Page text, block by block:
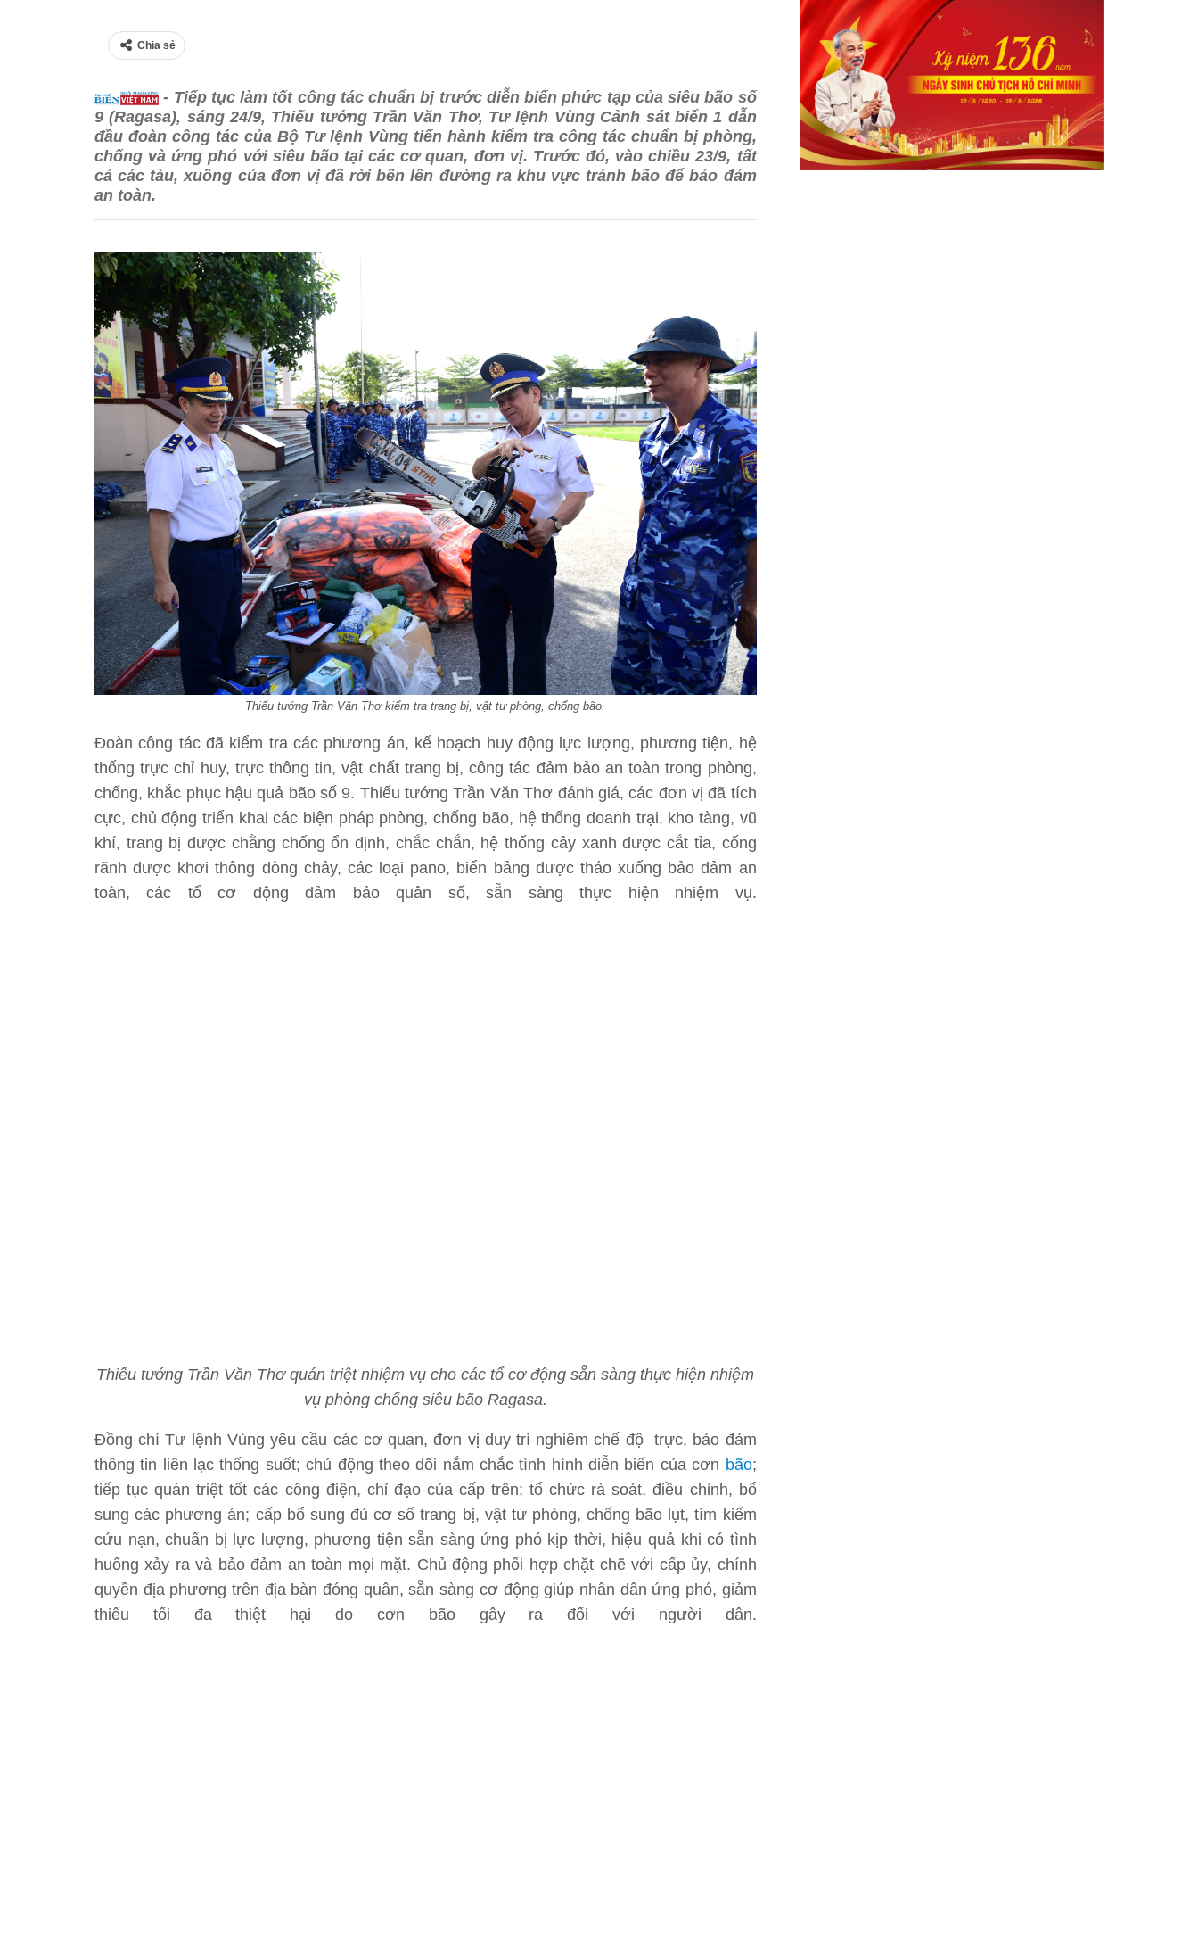
Chia sẻ
- Tiếp tục làm tốt công tác chuẩn bị trước diễn biến phức tạp của siêu bão số
9 (Ragasa), sáng 24/9, Thiếu tướng Trần Văn Thơ, Tư lệnh Vùng Cảnh sát biển 1 dẫn
đầu đoàn công tác của Bộ Tư lệnh Vùng tiến hành kiểm tra công tác chuẩn bị phòng,
chống và ứng phó với siêu bão tại các cơ quan, đơn vị. Trước đó, vào chiều 23/9, tất
cả các tàu, xuồng của đơn vị đã rời bến lên đường ra khu vực tránh bão để bảo đảm
an toàn.
Thiếu tướng Trần Văn Thơ kiểm tra trang bị, vật tư phòng, chống bão.
Đoàn công tác đã kiểm tra các phương án, kế hoạch huy động lực lượng, phương tiện, hệ
thống trực chỉ huy, trực thông tin, vật chất trang bị, công tác đảm bảo an toàn trong phòng,
chống, khắc phục hậu quả bão số 9. Thiếu tướng Trần Văn Thơ đánh giá, các đơn vị đã tích
cực, chủ động triển khai các biện pháp phòng, chống bão, hệ thống doanh trại, kho tàng, vũ
khí, trang bị được chằng chống ổn định, chắc chắn, hệ thống cây xanh được cắt tỉa, cống
rãnh được khơi thông dòng chảy, các loại pano, biển bảng được tháo xuống bảo đảm an
toàn, các tổ cơ động đảm bảo quân số, sẵn sàng thực hiện nhiệm vụ.
Thiếu tướng Trần Văn Thơ quán triệt nhiệm vụ cho các tổ cơ động sẵn sàng thực hiện nhiệm
vụ phòng chống siêu bão Ragasa.
Đồng chí Tư lệnh Vùng yêu cầu các cơ quan, đơn vị duy trì nghiêm chế độ trực, bảo đảm
thông tin liên lạc thống suốt; chủ động theo dõi nắm chắc tình hình diễn biến của cơn bão;
tiếp tục quán triệt tốt các công điện, chỉ đạo của cấp trên; tổ chức rà soát, điều chỉnh, bổ
sung các phương án; cấp bổ sung đủ cơ số trang bị, vật tư phòng, chống bão lụt, tìm kiếm
cứu nạn, chuẩn bị lực lượng, phương tiện sẵn sàng ứng phó kịp thời, hiệu quả khi có tình
huống xảy ra và bảo đảm an toàn mọi mặt. Chủ động phối hợp chặt chẽ với cấp ủy, chính
quyền địa phương trên địa bàn đóng quân, sẵn sàng cơ động giúp nhân dân ứng phó, giảm
thiểu tối đa thiệt hại do cơn bão gây ra đối với người dân.